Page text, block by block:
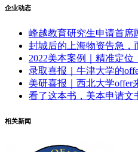
企业动态
峰越教育研究生申请首席
封城后的上海物资告急，
2022美本案例｜精准定
录取喜报｜牛津大学的
美研喜报｜西北大学offer
看了这本书，美本申请文
相关新闻